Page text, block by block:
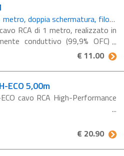
cavo RCA 1 metro, doppia schermatura, filo in rame OFC
RCA di 1 metro, realizzato in
conduttivo (99,9% OFC)
RCA (nero) Doppia
Filo di rame 99,9% OFC
oro Alloggiamenti ...
€ 11.00
ECO 5,00m
cavo RCA High-Performance
€ 20.90